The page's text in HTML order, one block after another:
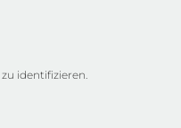
identifizieren.